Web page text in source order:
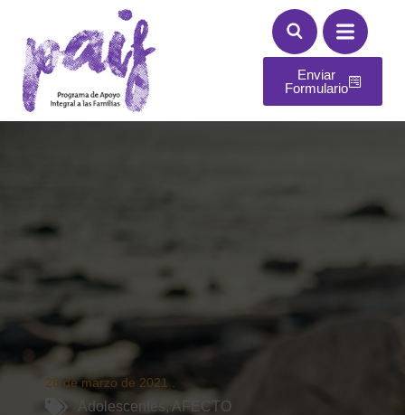
Enviar
Formulario
28 de marzo de 2021
Adolescentes , AFECTO